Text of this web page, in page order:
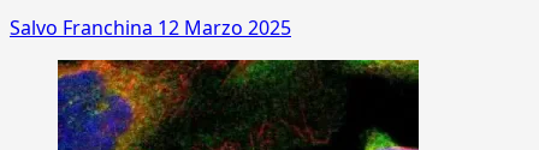
Salvo Franchina 12 Marzo 2025